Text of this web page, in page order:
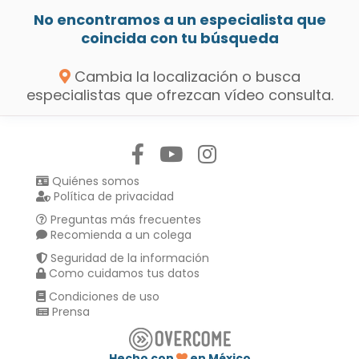
No encontramos a un especialista que
coincida con tu búsqueda
Cambia la localización o busca
especialistas que ofrezcan vídeo consulta.
Quiénes somos
Política de privacidad
Preguntas más frecuentes
Recomienda a un colega
Seguridad de la información
Como cuidamos tus datos
Condiciones de uso
Prensa